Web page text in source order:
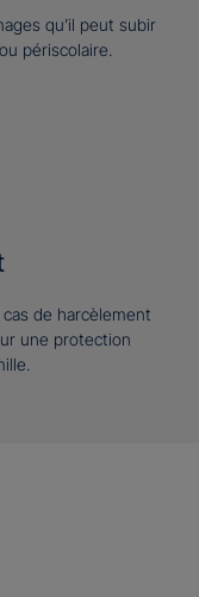
qu’il peut subir
périscolaire.
de harcèlement
une protection